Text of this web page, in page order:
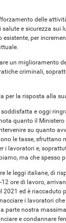
delle
e sicurezza sui
per
un miglioramento
criminali,
per la risposta alla
soddisfatta e oggi
quanto il Ministero
su quanto
le tasse, sfruttano
i lavoratori e,
ma che spesso
le leggi italiane, di
ore di lavoro,
ed è riaccaduto
i lavoratori
parte nostra
e condannare